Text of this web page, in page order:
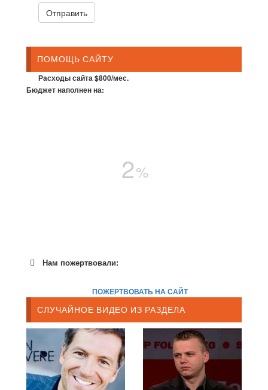
ПОМОЩЬ САЙТУ
Расходы сайта $800/мес.
Бюджет наполнен на:
2%
Нам пожертвовали:
ПОЖЕРТВОВАТЬ НА САЙТ
СЛУЧАЙНОЕ ВИДЕО ИЗ РАЗДЕЛА